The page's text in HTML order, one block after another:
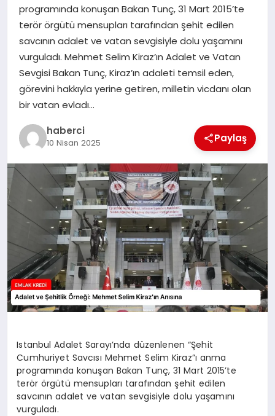
SAĞLIK
SIYASET
SPOR
TEKNOLOJI
YAŞAM
programında konuşan Bakan Tunç, 31 Mart 2015’te
terör örgütü mensupları tarafından şehit edilen
savcının adalet ve vatan sevgisiyle dolu yaşamını
vurguladı. Mehmet Selim Kiraz’ın Adalet ve Vatan
Sevgisi Bakan Tunç, Kiraz’ın adaleti temsil eden,
görevini hakkıyla yerine getiren, milletin vicdanı olan
bir vatan evladı…
haberci
10 Nisan 2025 Paylaş
Istanbul Adalet Sarayı’nda düzenlenen “Şehit
Cumhuriyet Savcısı Mehmet Selim Kiraz”ı anma
programında konuşan Bakan Tunç, 31 Mart 2015’te
terör örgütü mensupları tarafından şehit edilen
savcının adalet ve vatan sevgisiyle dolu yaşamını
vurguladı.